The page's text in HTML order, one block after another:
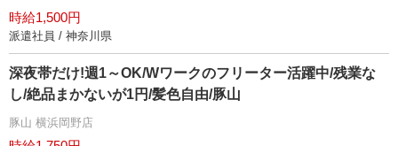
時給1,500円
派遣社員 / 神奈川県
深夜帯だけ!週1～OK/Wワークのフリーター活躍中/残業な
し/絶品まかないが1円/髪色自由/豚山
豚山 横浜岡野店